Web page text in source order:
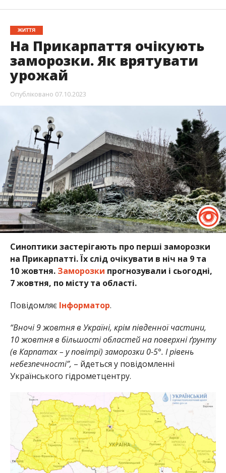
ЖИТТЯ
На Прикарпаття очікують
заморозки. Як врятувати
урожай
Опубліковано 07.10.2023
Синоптики застерігають про перші заморозки
на Прикарпатті. Їх слід очікувати в ніч на 9 та
10 жовтня. Заморозки прогнозували і сьогодні,
7 жовтня, по місту та області.
Повідомляє Інформатор.
“Вночі 9 жовтня в Україні, крім південної частини,
10 жовтня в більшості областей на поверхні ґрунту
(в Карпатах – у повітрі) заморозки 0-5°. І рівень
небезпечності”, – йдеться у повідомленні
Українського гідрометцентру.